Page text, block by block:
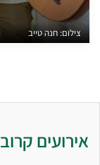
צילום: חנה טייב
אירועים